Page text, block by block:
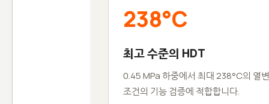
238°C
최고 수준의 HDT
0.45 MPa 하중에서 최대 238°C의 열
조건의 기능 검증에 적합합니다.